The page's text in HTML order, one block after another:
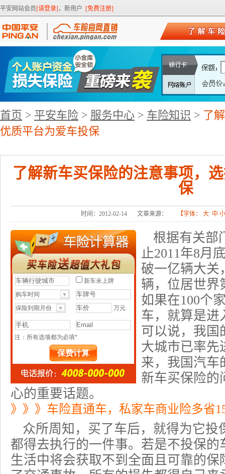
平安网站会员[请登录] ，新用户 [免费注册]
首页 > 平安车险 > 服务中心 > 车险知识 > 了
优质平台为爱车投保
了解新车买保险的注意事项，
保
时间：2012-02-14 文章来源： 【字体： 大 中 小
根据有关部
止2011年8月
破一亿辆大关
辆，位居世界
如果在100个
车，就算是进
可以说，我国
大城市已率先
来，我国汽车
新车买保险的
心的重要话题。
》》》车险直通车，私家车商业险多省
众所周知，买了车后，就得为它投
都得去执行的一件事。若是不投保
生活中将会获取不到全面且可靠的